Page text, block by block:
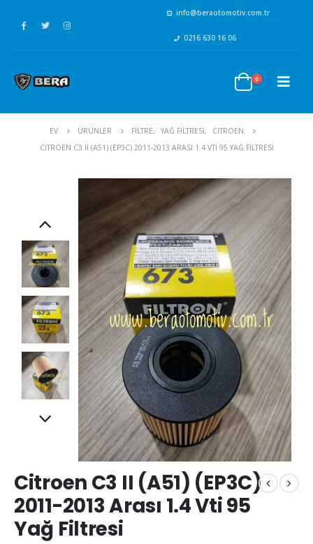
info@beraotomotiv.com.tr
0216 630 16 06
0
EV ÜRÜNLER FİLTRE, YAĞ FİLTRESİ,
CITROEN
CITROEN C3 II (A51) (EP3C) 2011-2013 ARASI 1.4 VTI 95 YAĞ FILTRESI
Citroen C3 II (A51) (EP3C)
2011-2013 Arası 1.4 Vti 95
Yağ Filtresi